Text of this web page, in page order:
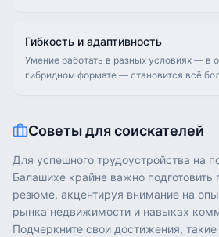
Гибкость и адаптивность
Умение работать в разных условиях — в
гибридном формате — становится всё
Советы для соискателей
Для успешного трудоустройства на
Балашихе крайне важно подготовить
резюме, акцентируя внимание на
рынка недвижимости и навыках
Подчеркните свои достижения,